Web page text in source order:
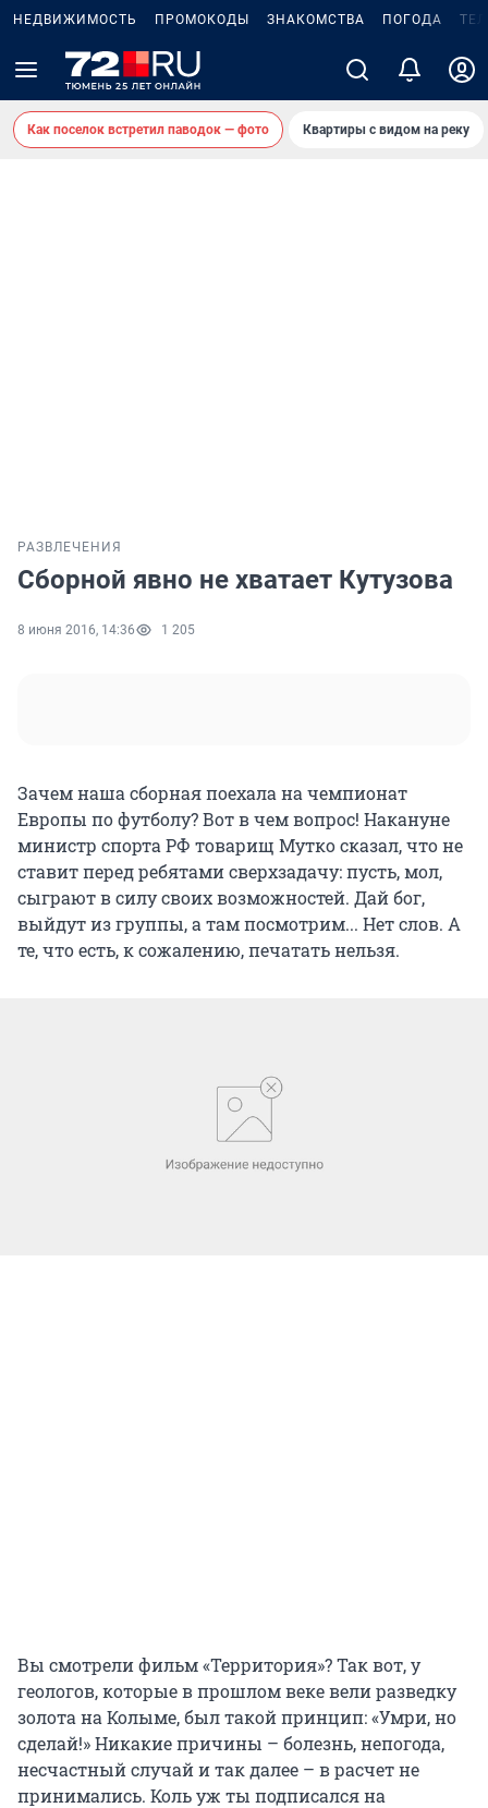
НЕДВИЖИМОСТЬ ПРОМОКОДЫ ЗНАКОМСТВА ПОГОДА
Как поселок встретил паводок — фото Квартиры с видом на реку
РАЗВЛЕЧЕНИЯ
Сборной явно не хватает Кутузова
8 июня 2016, 14:36 1 205
Зачем наша сборная поехала на чемпионат
Европы по футболу? Вот в чем вопрос! Накануне
министр спорта РФ товарищ Мутко сказал, что не
ставит перед ребятами сверхзадачу: пусть, мол,
сыграют в силу своих возможностей. Дай бог,
выйдут из группы, а там посмотрим... Нет слов. А
те, что есть, к сожалению, печатать нельзя.
Вы смотрели фильм «Территория»? Так вот, у
геологов, которые в прошлом веке вели разведку
золота на Колыме, был такой принцип: «Умри, но
сделай!» Никакие причины – болезнь, непогода,
несчастный случай и так далее – в расчет не
принимались. Коль уж ты подписался на